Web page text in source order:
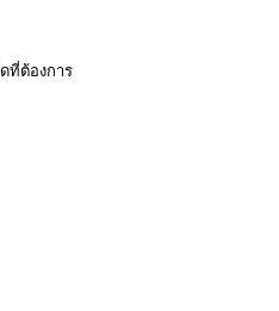
ที่ต้องการ